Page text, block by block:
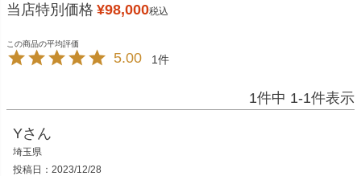
当店特別価格 ¥98,000税込
5.00 1
1件中 1-1件表示
Y
埼玉県
投稿日
2023/12/28